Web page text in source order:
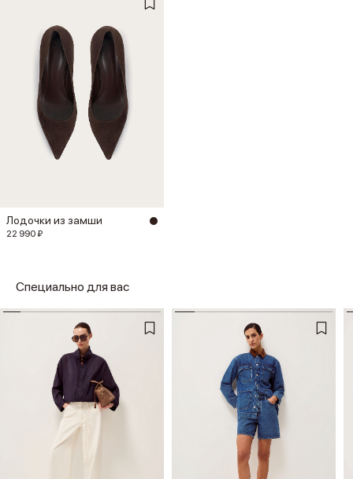
Лодочки из замши
22 990 ₽
Специально для вас